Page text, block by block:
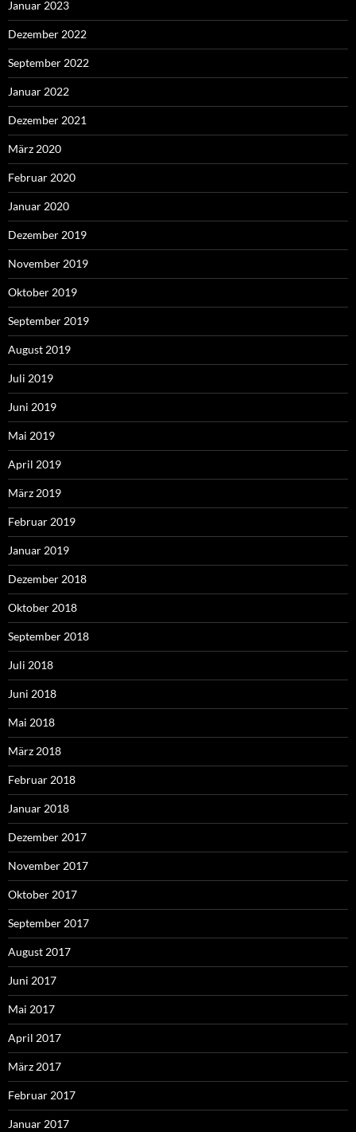
Januar 2023
Dezember 2022
September 2022
Januar 2022
Dezember 2021
März 2020
Februar 2020
Januar 2020
Dezember 2019
November 2019
Oktober 2019
September 2019
August 2019
Juli 2019
Juni 2019
Mai 2019
April 2019
März 2019
Februar 2019
Januar 2019
Dezember 2018
Oktober 2018
September 2018
Juli 2018
Juni 2018
Mai 2018
März 2018
Februar 2018
Januar 2018
Dezember 2017
November 2017
Oktober 2017
September 2017
August 2017
Juni 2017
Mai 2017
April 2017
März 2017
Februar 2017
Januar 2017